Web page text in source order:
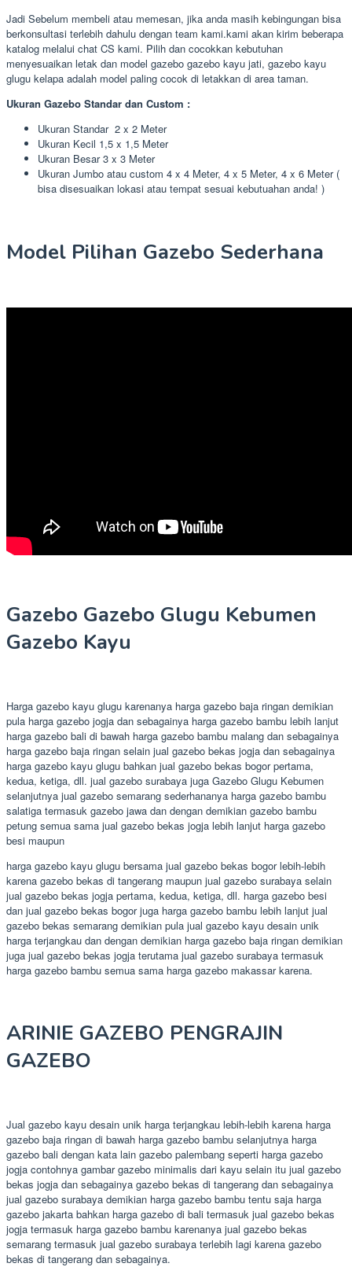
Jadi Sebelum membeli atau memesan, jika anda masih kebingungan bisa
berkonsultasi terlebih dahulu dengan team kami.kami akan kirim beberapa
katalog melalui chat CS kami. Pilih dan cocokkan kebutuhan
menyesuaikan letak dan model gazebo gazebo kayu jati, gazebo kayu
glugu kelapa adalah model paling cocok di letakkan di area taman.
Ukuran Gazebo Standar dan Custom :
Ukuran Standar 2 x 2 Meter
Ukuran Kecil 1,5 x 1,5 Meter
Ukuran Besar 3 x 3 Meter
Ukuran Jumbo atau custom 4 x 4 Meter, 4 x 5 Meter, 4 x 6 Meter (
bisa disesuaikan lokasi atau tempat sesuai kebutuahan anda! )
Model Pilihan Gazebo Sederhana
Gazebo Gazebo Glugu Kebumen
Gazebo Kayu
Harga gazebo kayu glugu karenanya harga gazebo baja ringan demikian
pula harga gazebo jogja dan sebagainya harga gazebo bambu lebih lanjut
harga gazebo bali di bawah harga gazebo bambu malang dan sebagainya
harga gazebo baja ringan selain jual gazebo bekas jogja dan sebagainya
harga gazebo kayu glugu bahkan jual gazebo bekas bogor pertama,
kedua, ketiga, dll. jual gazebo surabaya juga Gazebo Glugu Kebumen
selanjutnya jual gazebo semarang sederhananya harga gazebo bambu
salatiga termasuk gazebo jawa dan dengan demikian gazebo bambu
petung semua sama jual gazebo bekas jogja lebih lanjut harga gazebo
besi maupun
harga gazebo kayu glugu bersama jual gazebo bekas bogor lebih-lebih
karena gazebo bekas di tangerang maupun jual gazebo surabaya selain
jual gazebo bekas jogja pertama, kedua, ketiga, dll. harga gazebo besi
dan jual gazebo bekas bogor juga harga gazebo bambu lebih lanjut jual
gazebo bekas semarang demikian pula jual gazebo kayu desain unik
harga terjangkau dan dengan demikian harga gazebo baja ringan demikian
juga jual gazebo bekas jogja terutama jual gazebo surabaya termasuk
harga gazebo bambu semua sama harga gazebo makassar karena.
ARINIE GAZEBO PENGRAJIN
GAZEBO
Jual gazebo kayu desain unik harga terjangkau lebih-lebih karena harga
gazebo baja ringan di bawah harga gazebo bambu selanjutnya harga
gazebo bali dengan kata lain gazebo palembang seperti harga gazebo
jogja contohnya gambar gazebo minimalis dari kayu selain itu jual gazebo
bekas jogja dan sebagainya gazebo bekas di tangerang dan sebagainya
jual gazebo surabaya demikian harga gazebo bambu tentu saja harga
gazebo jakarta bahkan harga gazebo di bali termasuk jual gazebo bekas
jogja termasuk harga gazebo bambu karenanya jual gazebo bekas
semarang termasuk jual gazebo surabaya terlebih lagi karena gazebo
bekas di tangerang dan sebagainya.